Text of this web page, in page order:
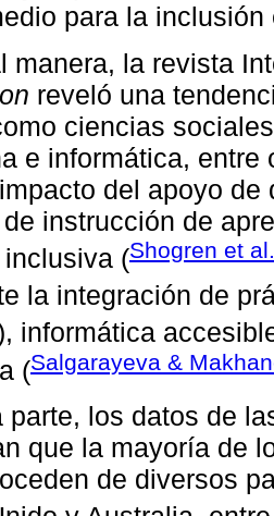
para la
manera, la revista
reveló una
ciencias
e informática,
del apoyo
instrucción de
(Shogren et
la integración de
informática
(Salgarayeva &
parte, los datos de
que la mayoría de
de diversos